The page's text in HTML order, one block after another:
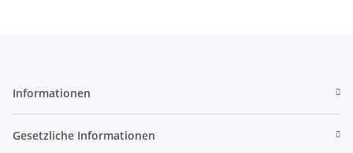
Informationen
Gesetzliche Informationen